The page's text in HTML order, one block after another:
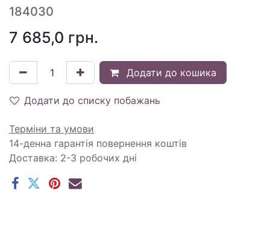
184030
7 685,0 грн.
Додати до кошика
Додати до списку побажань
Терміни та умови
14-денна гарантія повернення коштів
Доставка: 2-3 робочих дні